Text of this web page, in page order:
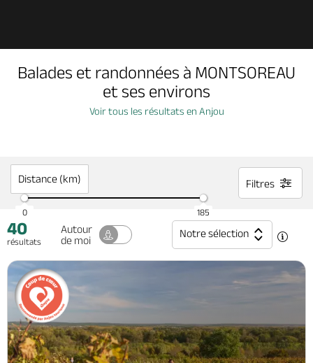
À voir, à faire
Dormir, manger
Séjours, cadeaux
Balades et randonnées à MONTSOREAU
et ses environs
Voir tous les résultats en Anjou
Distance (km)
0 185
Filtres
40
résultats
Autour
de moi
Notre sélection